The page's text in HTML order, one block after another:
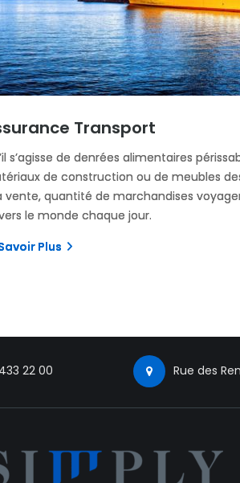
Transport
s’agisse de denrées alimentaires
de construction ou de meubles
vente, quantité de marchandises
le monde chaque jour.
Plus
22 00 Rue des